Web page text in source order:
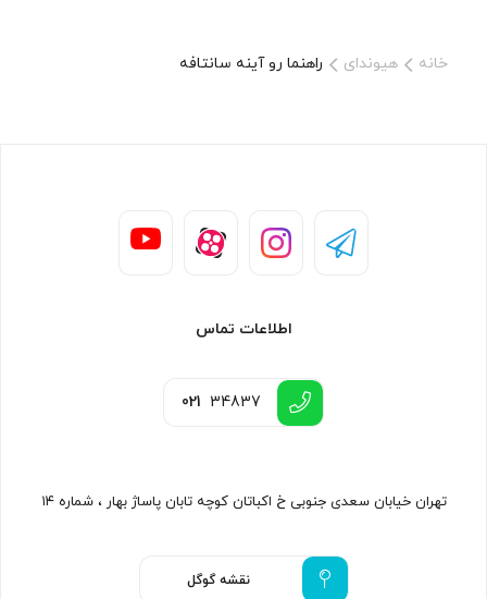
خانه هیوندای راهنما رو آینه سانتافه
اطلاعات تماس
021 34837
تهران خیابان سعدی جنوبی خ اکباتان کوچه تابان پاساژ بهار ، شماره ۱۴
نقشه گوگل